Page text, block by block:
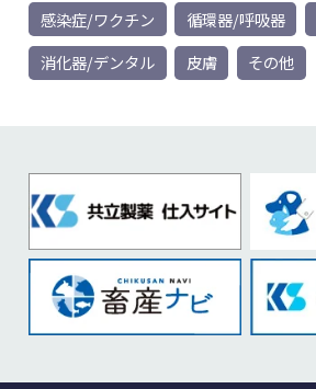
感染症/ワクチン 循環器/呼吸器
消化器/デンタル
皮膚 その他